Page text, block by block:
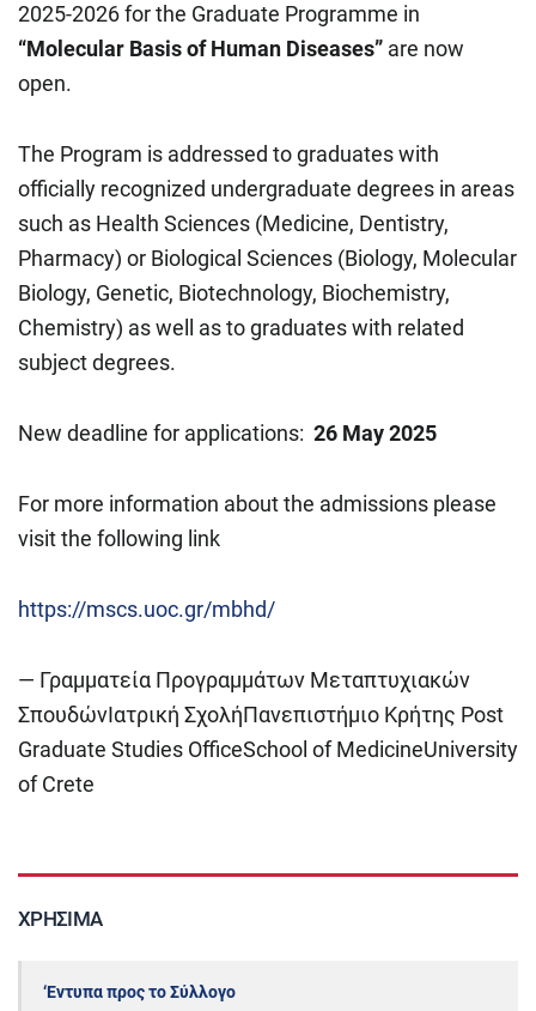
2025-2026 for the Graduate Programme in
“Molecular Basis of Human Diseases” are now
open.
The Program is addressed to graduates with
officially recognized undergraduate degrees in areas
such as Health Sciences (Medicine, Dentistry,
Pharmacy) or Biological Sciences (Biology, Molecular
Biology, Genetic, Biotechnology, Biochemistry,
Chemistry) as well as to graduates with related
subject degrees.
New deadline for applications: 26 May 2025
For more information about the admissions please
visit the following link
https://mscs.uoc.gr/mbhd/
— Γραμματεία Προγραμμάτων Μεταπτυχιακών
ΣπουδώνΙατρική ΣχολήΠανεπιστήμιο Κρήτης Post
Graduate Studies OfficeSchool of MedicineUniversity
of Crete
ΧΡΉΣΙΜΑ
‘Εντυπα προς το Σύλλογο